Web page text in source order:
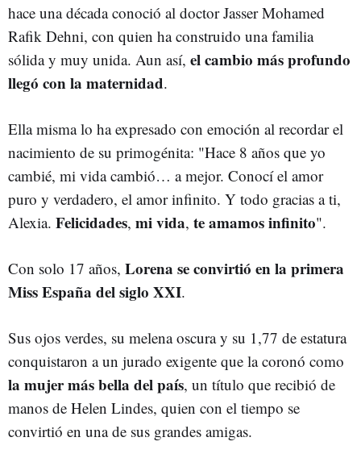
hace una década conoció al doctor Jasser Mohamed
Rafik Dehni, con quien ha construido una familia
sólida y muy unida. Aun así, el cambio más profundo
llegó con la maternidad.
Ella misma lo ha expresado con emoción al recordar el
nacimiento de su primogénita: "Hace 8 años que yo
cambié, mi vida cambió… a mejor. Conocí el amor
puro y verdadero, el amor infinito. Y todo gracias a ti,
Alexia. Felicidades, mi vida, te amamos infinito".
Con solo 17 años, Lorena se convirtió en la primera
Miss España del siglo XXI.
Sus ojos verdes, su melena oscura y su 1,77 de estatura
conquistaron a un jurado exigente que la coronó como
la mujer más bella del país, un título que recibió de
manos de Helen Lindes, quien con el tiempo se
convirtió en una de sus grandes amigas.